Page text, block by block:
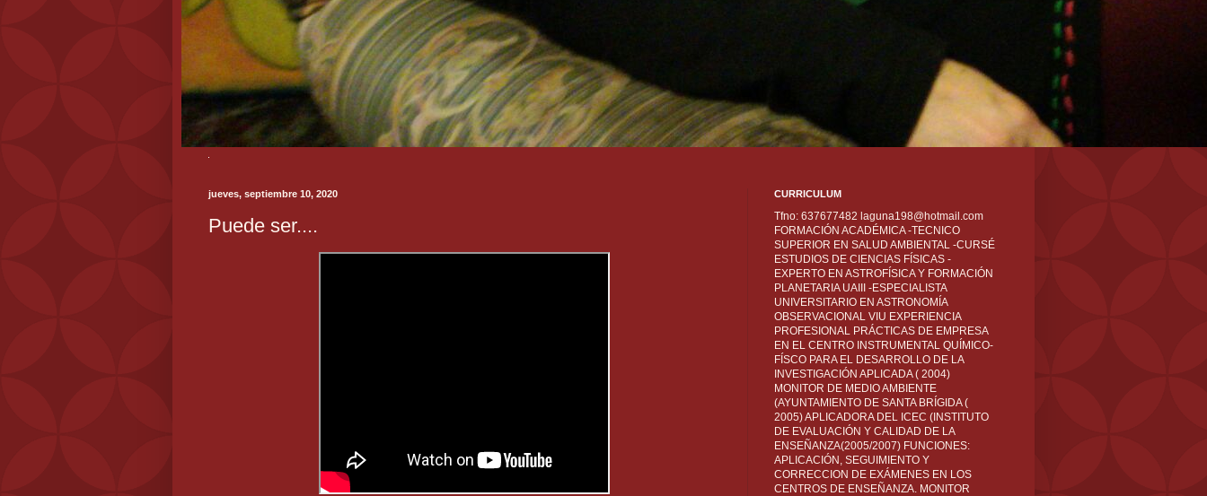
jueves, septiembre 10, 2020
Puede ser....
CURRICULUM
Tfno: 637677482 laguna198@hotmail.com
FORMACIÓN ACADÉMICA -TECNICO
SUPERIOR EN SALUD AMBIENTAL -CURSÉ
ESTUDIOS DE CIENCIAS FÍSICAS -
EXPERTO EN ASTROFÍSICA Y FORMACIÓN
PLANETARIA UAIII -ESPECIALISTA
UNIVERSITARIO EN ASTRONOMÍA
OBSERVACIONAL VIU EXPERIENCIA
PROFESIONAL PRÁCTICAS DE EMPRESA
EN EL CENTRO INSTRUMENTAL QUÍMICO-
FÍSCO PARA EL DESARROLLO DE LA
INVESTIGACIÓN APLICADA ( 2004)
MONITOR DE MEDIO AMBIENTE
(AYUNTAMIENTO DE SANTA BRÍGIDA (
2005) APLICADORA DEL ICEC (INSTITUTO
DE EVALUACIÓN Y CALIDAD DE LA
ENSEÑANZA(2005/2007) FUNCIONES:
APLICACIÓN, SEGUIMIENTO Y
CORRECCION DE EXÁMENES EN LOS
CENTROS DE ENSEÑANZA. MONITOR